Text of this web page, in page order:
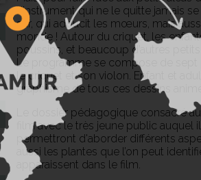
L’instrument qui ne le quitte jamais
sûr, qui adoucit les mœurs, mais
monde ! Autour du criquet, les
poussins, et beaucoup d’autres
Le programme se compose de
le criquet et son violon. Enfant et
graphisme de tous ces dessins
Le dossier pédagogique consacré au
film avec le très jeune public
permettront d'aborder différents
aussi les plantes que l’on peut
apparaissent dans le film.